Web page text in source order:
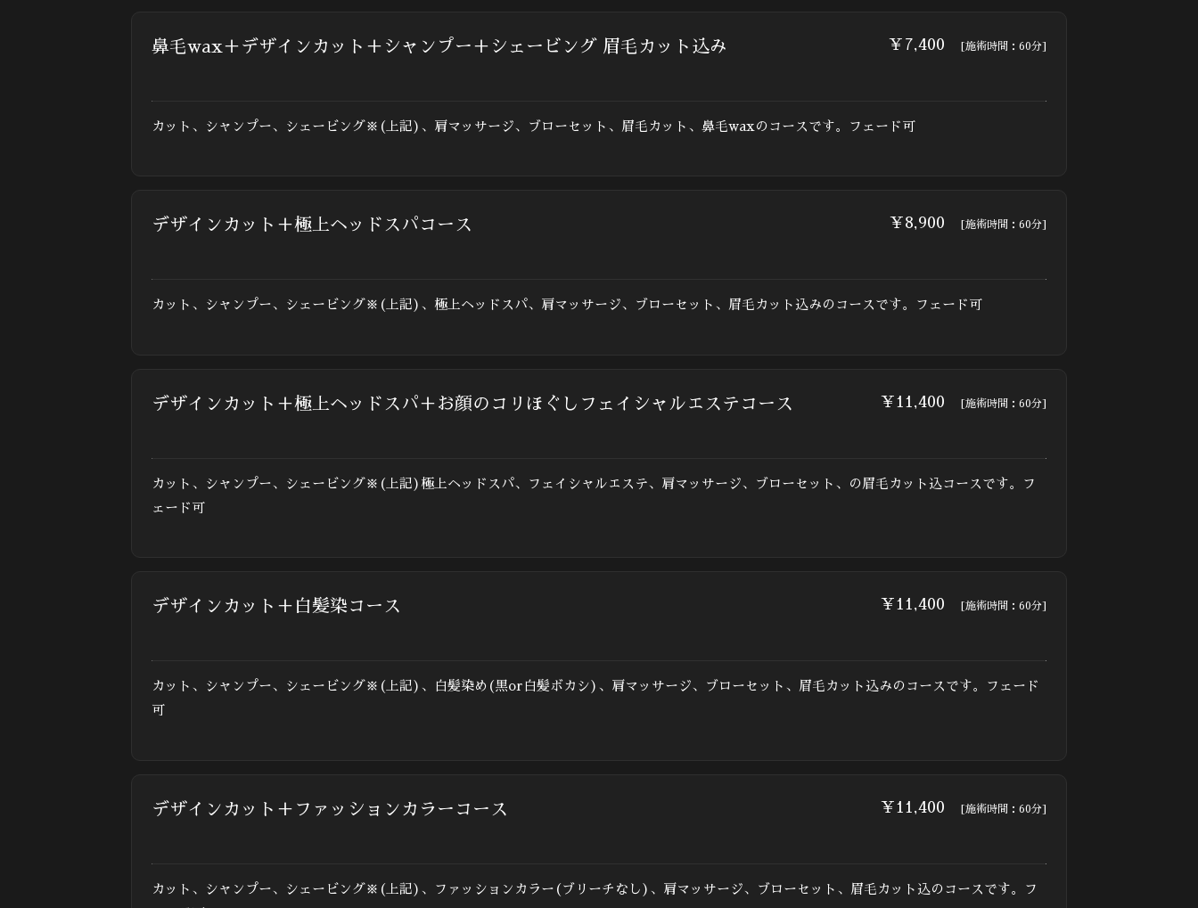
鼻毛wax＋デザインカット＋シャンプー＋シェービング 眉毛カット込み ￥7,400 [施術時間：60分]
カット、シャンプー、シェービング※(上記)、肩マッサージ、ブローセット、眉毛カット、鼻毛waxのコースです。フェード可
デザインカット＋極上ヘッドスパコース ￥8,900 [施術時間：60分]
カット、シャンプー、シェービング※(上記)、極上ヘッドスパ、肩マッサージ、ブローセット、眉毛カット込みのコースです。フェード可
デザインカット＋極上ヘッドスパ＋お顔のコリほぐしフェイシャルエステコース ￥11,400 [施術時間：60分]
カット、シャンプー、シェービング※(上記)極上ヘッドスパ、フェイシャルエステ、肩マッサージ、ブローセット、の眉毛カット込コースです。フ
ェード可
デザインカット＋白髪染コース ￥11,400 [施術時間：60分]
カット、シャンプー、シェービング※(上記)、白髪染め(黒or白髪ボカシ)、肩マッサージ、ブローセット、眉毛カット込みのコースです。フェード
可
デザインカット＋ファッションカラーコース ￥11,400 [施術時間：60分]
カット、シャンプー、シェービング※(上記)、ファッションカラー(ブリーチなし)、肩マッサージ、ブローセット、眉毛カット込のコースです。フ